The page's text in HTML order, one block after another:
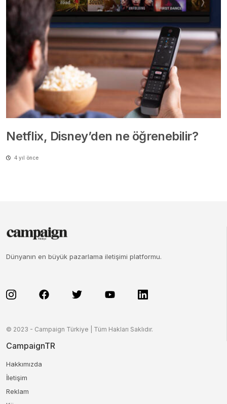
Netflix, Disney’den ne öğrenebilir?
4 yıl önce
Dünyanın en büyük pazarlama iletişimi platformu.
© 2023 - Campaign Türkiye | Tüm Hakları Saklıdır.
CampaignTR
Hakkımızda
İletişim
Reklam